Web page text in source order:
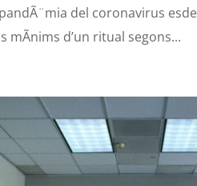
del coronavirus
d’un ritual segons...